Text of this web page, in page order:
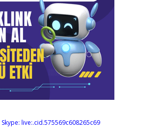
Skype: live:.cid.575569c608265c69